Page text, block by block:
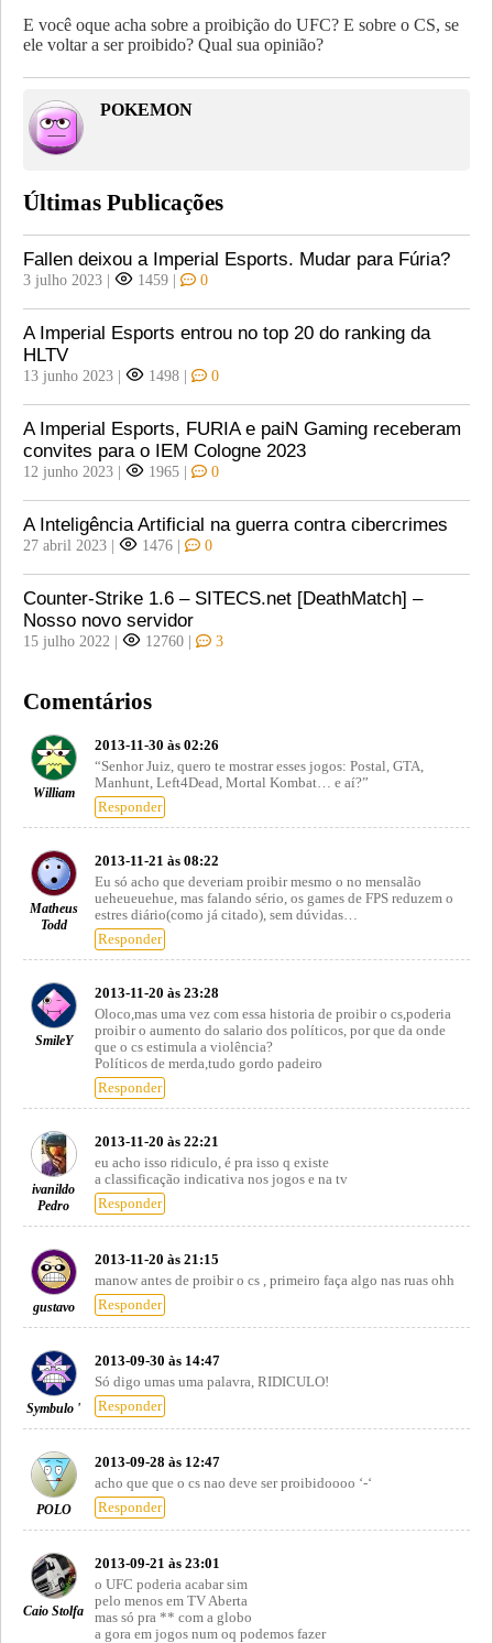
E você oque acha sobre a proibição do UFC? E sobre o CS, se
ele voltar a ser proibido? Qual sua opinião?
POKEMON
Últimas Publicações
Fallen deixou a Imperial Esports. Mudar para Fúria?
3 julho 2023 | 1459 | 0
A Imperial Esports entrou no top 20 do ranking da
HLTV
13 junho 2023 | 1498 | 0
A Imperial Esports, FURIA e paiN Gaming receberam
convites para o IEM Cologne 2023
12 junho 2023 | 1965 | 0
A Inteligência Artificial na guerra contra cibercrimes
27 abril 2023 | 1476 | 0
Counter-Strike 1.6 – SITECS.net [DeathMatch] –
Nosso novo servidor
15 julho 2022 | 12760 | 3
Comentários
William
2013-11-30 às 02:26
“Senhor Juiz, quero te mostrar esses jogos: Postal, GTA,
Manhunt, Left4Dead, Mortal Kombat… e aí?”
Responder
Matheus
Todd
2013-11-21 às 08:22
Eu só acho que deveriam proibir mesmo o no mensalão
ueheueuehue, mas falando sério, os games de FPS reduzem o
estres diário(como já citado), sem dúvidas…
Responder
SmileY
2013-11-20 às 23:28
Oloco,mas uma vez com essa historia de proibir o cs,poderia
proibir o aumento do salario dos políticos, por que da onde
que o cs estimula a violência?
Políticos de merda,tudo gordo padeiro
Responder
ivanildo
Pedro
2013-11-20 às 22:21
eu acho isso ridiculo, é pra isso q existe
a classificação indicativa nos jogos e na tv
Responder
gustavo
2013-11-20 às 21:15
manow antes de proibir o cs , primeiro faça algo nas ruas ohh
Responder
Symbulo '
2013-09-30 às 14:47
Só digo umas uma palavra, RIDICULO!
Responder
POLO
2013-09-28 às 12:47
acho que que o cs nao deve ser proibidoooo ‘-‘
Responder
Caio Stolfa
2013-09-21 às 23:01
o UFC poderia acabar sim
pelo menos em TV Aberta
mas só pra ** com a globo
a gora em jogos num oq podemos fazer